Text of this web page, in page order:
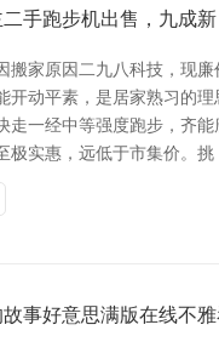
手跑步机出售，九成
搬家原因二九八科技，现
开动平素，是居家熟习的
走一经中等强度跑步，齐
极实惠，远低于市集价。挑
事好意思满版在线不